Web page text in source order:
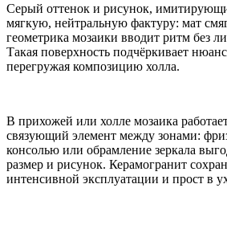
Серый оттенок и рисунок,
мягкую, нейтральную фактуру: мат
геометрика мозаики вводит ритм без
Такая поверхность подчёркивает
перегружая композицию холла.
В прихожей или холле мозаика
связующий элемент между зонами:
консолью или обрамление зеркала
размер и рисунок. Керамогранит
интенсивной эксплуатации и прост в